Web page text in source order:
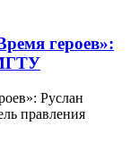
героев»:
Руслан
правления